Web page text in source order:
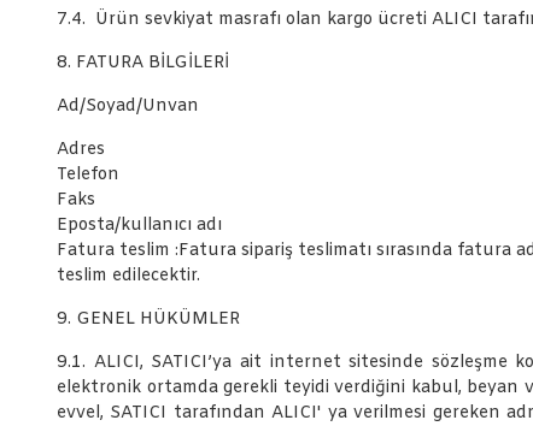
7.4. Ürün sevkiyat masrafı olan kargo ücreti ALICI
8. FATURA BİLGİLERİ
Ad/Soyad/Unvan
Adres
Telefon
Faks
Eposta/kullanıcı adı
Fatura teslim :Fatura sipariş teslimatı sırasında fatura
teslim edilecektir.
9. GENEL HÜKÜMLER
9.1. ALICI, SATICI’ya ait internet sitesinde
elektronik ortamda gerekli teyidi verdiğini kabul, beyan
evvel, SATICI tarafından ALICI' ya verilmesi gereken